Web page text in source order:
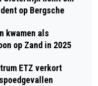
op Bergsche
kwamen als
op Zand in 2025
ETZ verkort